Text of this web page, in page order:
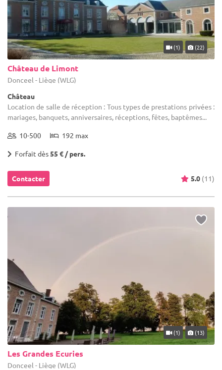
(1) (22)
Château de Limont
Donceel - Liège (WLG)
Château
Location de salle de réception : Tous types de prestations privées :
mariages, banquets, anniversaires, réceptions, fêtes, baptêmes...
10-500 192 max
Forfait dès 55 € / pers.
Contacter 5.0 (11)
(1) (13)
Les Grandes Ecuries
Donceel - Liège (WLG)